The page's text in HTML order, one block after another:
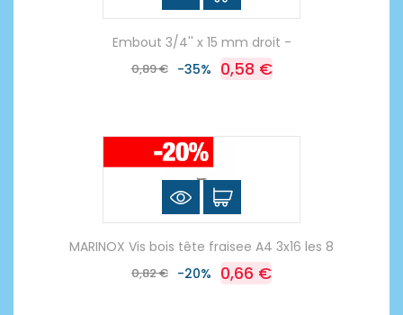
Embout 3/4'' x 15 mm droit -
0,89 € -35% 0,58 €
MARINOX Vis bois tête fraisee A4 3x16 les 8
0,82 € -20% 0,66 €